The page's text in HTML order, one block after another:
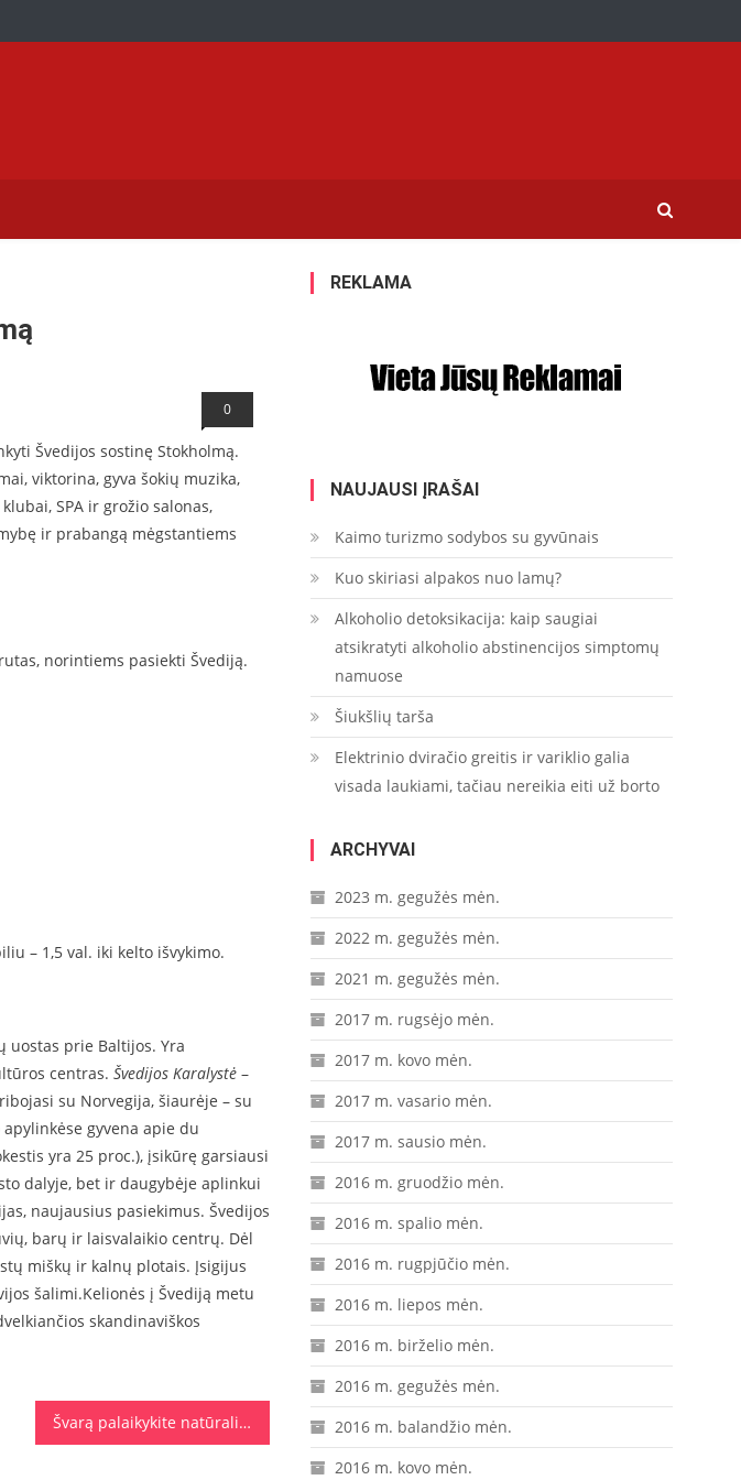
0
Švedijos sostinę Stokholmą.
viktorina, gyva šokių muzika,
SPA ir grožio salonas,
ir prabangą mėgstantiems
norintiems pasiekti Švediją.
– 1,5 val. iki kelto išvykimo.
uostas prie Baltijos. Yra
centras. Švedijos Karalystė –
su Norvegija, šiaurėje – su
gyvena apie du
yra 25 proc.), įsikūrę garsiausi
dalyje, bet ir daugybėje aplinkui
naujausius pasiekimus. Švedijos
barų ir laisvalaikio centrų. Dėl
miškų ir kalnų plotais. Įsigijus
šalimi.Kelionės į Švediją metu
skandinaviškos
Švarą palaikykite natūraliomis priemonėmis
REKLAMA
NAUJAUSI ĮRAŠAI
Kaimo turizmo sodybos su gyvūnais
Kuo skiriasi alpakos nuo lamų?
Alkoholio detoksikacija: kaip saugiai
atsikratyti alkoholio abstinencijos simptomų
namuose
Šiukšlių tarša
Elektrinio dviračio greitis ir variklio galia
visada laukiami, tačiau nereikia eiti už borto
ARCHYVAI
2023 m. gegužės mėn.
2022 m. gegužės mėn.
2021 m. gegužės mėn.
2017 m. rugsėjo mėn.
2017 m. kovo mėn.
2017 m. vasario mėn.
2017 m. sausio mėn.
2016 m. gruodžio mėn.
2016 m. spalio mėn.
2016 m. rugpjūčio mėn.
2016 m. liepos mėn.
2016 m. birželio mėn.
2016 m. gegužės mėn.
2016 m. balandžio mėn.
2016 m. kovo mėn.